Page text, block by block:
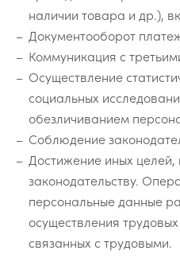
наличии товара и др.),
Документооборот
Коммуникация с
Осуществление
социальных
обезличиванием
Соблюдение
Достижение иных
законодательству.
персональные данные
осуществления
связанных с трудовыми.